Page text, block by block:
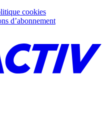
cookies
d’abonnement